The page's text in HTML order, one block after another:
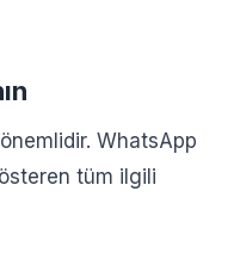
WhatsApp
tüm ilgili